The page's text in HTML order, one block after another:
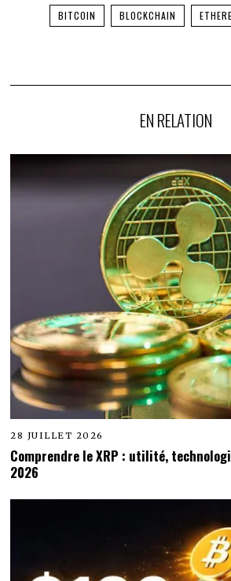
BITCOIN BLOCKCHAIN
EN RELATION
28 JUILLET 2026
Comprendre le XRP : utilité,
2026